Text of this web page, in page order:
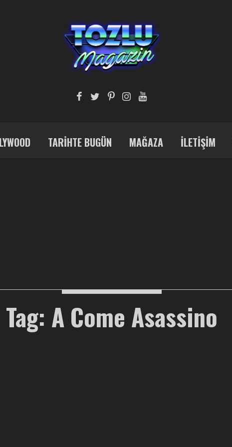
TARIHTE BUGÜN MAĞAZA İLETIŞIM
Tag: A Come Asassino